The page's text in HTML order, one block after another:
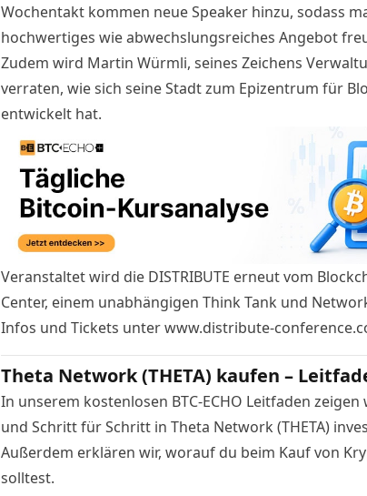
Wochentakt kommen neue Speaker hinzu, sodass
hochwertiges wie abwechslungsreiches Angebot
Zudem wird Martin Würmli, seines Zeichens
verraten, wie sich seine Stadt zum Epizentrum für
entwickelt hat.
Veranstaltet wird die DISTRIBUTE erneut vom
Center, einem unabhängigen Think Tank und
Infos und Tickets unterwww.distribute-
Theta Network (THETA) kaufen –
In unserem kostenlosen BTC-ECHO Leitfaden
und Schritt für Schritt in Theta Network (THETA)
Außerdem erklären wir, worauf du beim Kauf von
solltest.